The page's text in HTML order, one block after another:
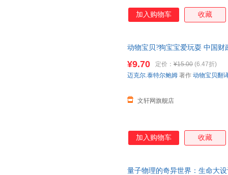
加入购物车 收藏
动物宝贝?狗宝宝爱玩耍 中国
¥9.70 定价： ¥15.00 (6.47折)
文轩网旗舰店
迈克尔.泰特尔鲍姆 著作 动物宝贝翻
加入购物车 收藏
量子物理的奇异世界：生命大